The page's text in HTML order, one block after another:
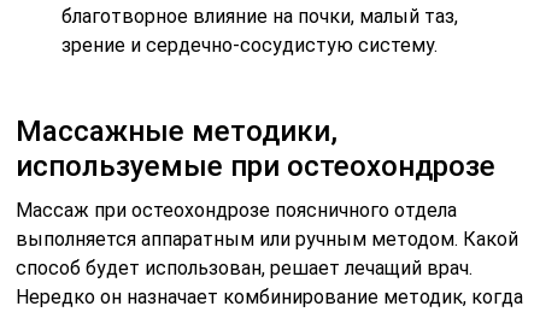
благотворное влияние на почки, малый таз,
зрение и сердечно-сосудистую систему.
Массажные методики,
используемые при остеохондрозе
Массаж при остеохондрозе поясничного отдела
выполняется аппаратным или ручным методом. Какой
способ будет использован, решает лечащий врач.
Нередко он назначает комбинирование методик, когда